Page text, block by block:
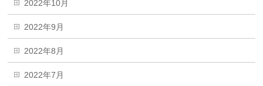
2022年10月
2022年9月
2022年8月
2022年7月